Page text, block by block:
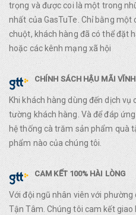
trọng và được coi là một trong
nhất của GasTuTe. Chỉ bằng
chuột, khách hàng đã có thể đặt
hoặc các kênh mạng xã hội
CHÍNH SÁCH HẬU MÃI
Khi khách hàng dùng đến dịch
tường khách hàng. Và để đáp
hệ thống cà trăm sản phẩm quà
phẩm nào của chúng tôi.
CAM KẾT 100% HÀI LÒNG
Với đội ngũ nhân viên với
Tận Tâm. Chúng tôi cam kết